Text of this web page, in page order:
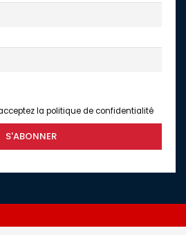
la politique de confidentialité